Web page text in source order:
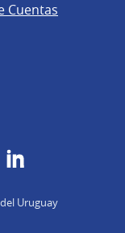
Cuentas
Uruguay